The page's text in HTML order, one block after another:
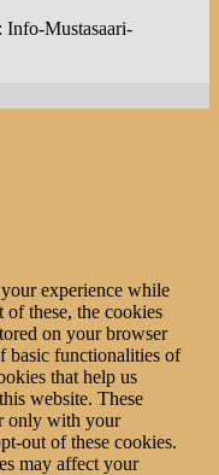
Info-Mustasaari-
experience while
these, the cookies
on your browser
basic functionalities of
that help us
website. These
only with your
out of these cookies.
may affect your